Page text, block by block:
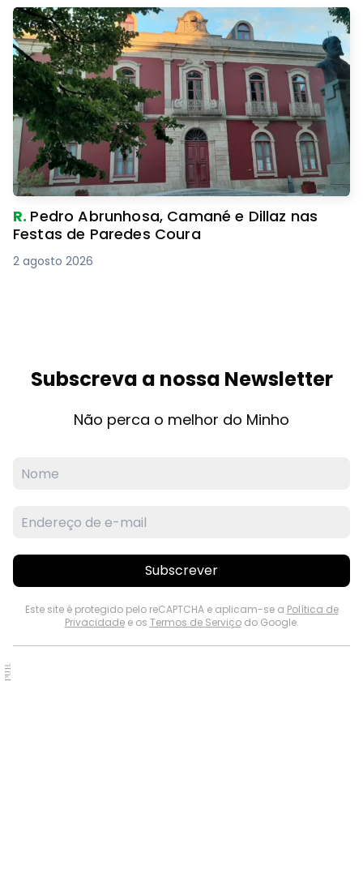
R. Pedro Abrunhosa, Camané e Dillaz nas
Festas de Paredes Coura
2 agosto 2026
Subscreva a nossa Newsletter
Não perca o melhor do Minho
Subscrever
Este site é protegido pelo reCAPTCHA e aplicam-se a Política de
Privacidadee os Termos de Serviçodo Google.
PUB.